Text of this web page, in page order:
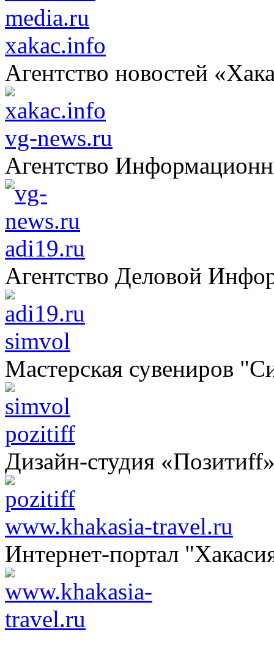
xakac.info
Агентство новостей
vg-news.ru
Агентство
adi19.ru
Агентство Деловой
simvol
Мастерская сувениров
pozitiff
Дизайн-студия
www.khakasia-travel.ru
Интернет-портал